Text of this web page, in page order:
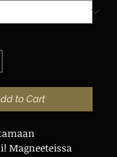
to Cart
Magneeteissa